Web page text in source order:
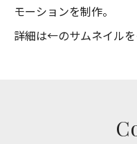
モーションを制作。
詳細は←のサムネイルを